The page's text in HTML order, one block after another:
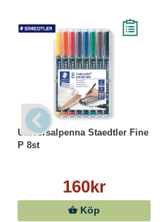
Universalpenna Staedtler Fine
P 8st
160kr
Köp